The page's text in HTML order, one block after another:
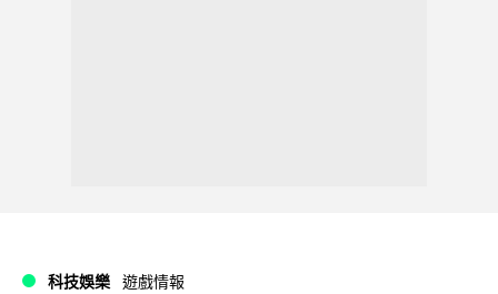
科技娛樂 遊戲情報